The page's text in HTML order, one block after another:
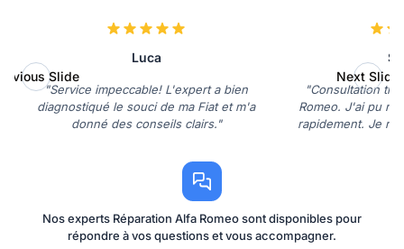
Luca
"Service impeccable! L'expert a bien
diagnostiqué le souci de ma Fiat et m'a
donné des conseils clairs."
"Consultation
Romeo. J'ai pu
rapidement. Je
Slide Next Slide
Nos experts Réparation Alfa Romeo sont disponibles pour
répondre à vos questions et vous accompagner.